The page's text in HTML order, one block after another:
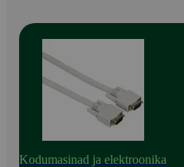
Kodumasinad ja elektroonika